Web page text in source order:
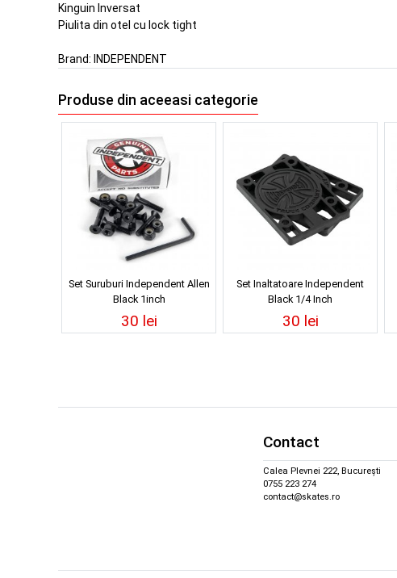
Kinguin Inversat
Piulita din otel cu lock tight
Brand: INDEPENDENT
Produse din aceeasi categorie
Set Suruburi Independent Allen
Black 1inch
30 lei
Set Inaltatoare Independent
Black 1/4 Inch
30 lei
Contact
Calea Plevnei 222, București
0755 223 274
contact@skates.ro